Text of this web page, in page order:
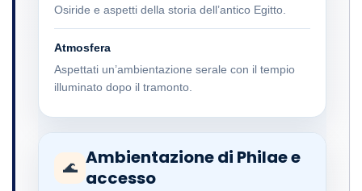
Osiride e aspetti della storia dell’antico Egitto.
Atmosfera
Aspettati un’ambientazione serale con il tempio
illuminato dopo il tramonto.
🌊 Ambientazione di Philae e
accesso